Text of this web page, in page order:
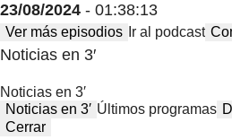
23/08/2024 - 01:38:13
Ver más episodios Ir al podcast
Noticias en 3′
Noticias en 3′
Noticias en 3′ Últimos programas
Cerrar